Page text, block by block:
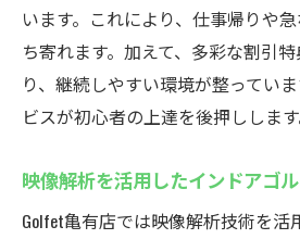
います。これにより、仕事帰りや
ち寄れます。加えて、多彩な割引
り、継続しやすい環境が整ってい
ビスが初心者の上達を後押しします
映像解析を活用したインドアゴ
Golfet亀有店では映像解析技術を活